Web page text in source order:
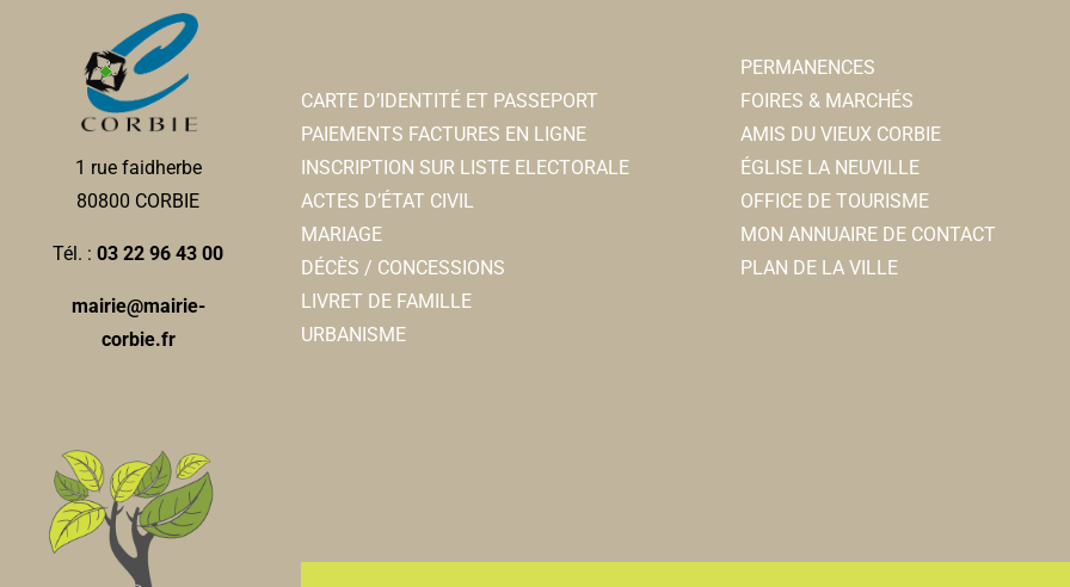
1 rue faidherbe
80800 CORBIE
Tél. :03 22 96 43 00
mairie@mairie-
corbie.fr
CARTE D’IDENTITÉ ET PASSEPORT
PAIEMENTS FACTURES EN LIGNE
INSCRIPTION SUR LISTE ELECTORALE
ACTES D’ÉTAT CIVIL
MARIAGE
DÉCÈS / CONCESSIONS
LIVRET DE FAMILLE
URBANISME
PERMANENCES
FOIRES & MARCHÉS
AMIS DU VIEUX CORBIE
ÉGLISE LA NEUVILLE
OFFICE DE TOURISME
MON ANNUAIRE DE CONTACT
PLAN DE LA VILLE